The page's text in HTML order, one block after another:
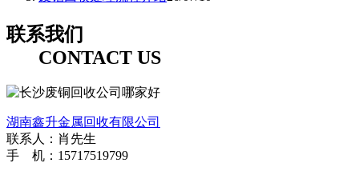
联系我们
CONTACT US
湖南鑫升金属回收有限公司
联系人：肖先生
手 机：15717519799